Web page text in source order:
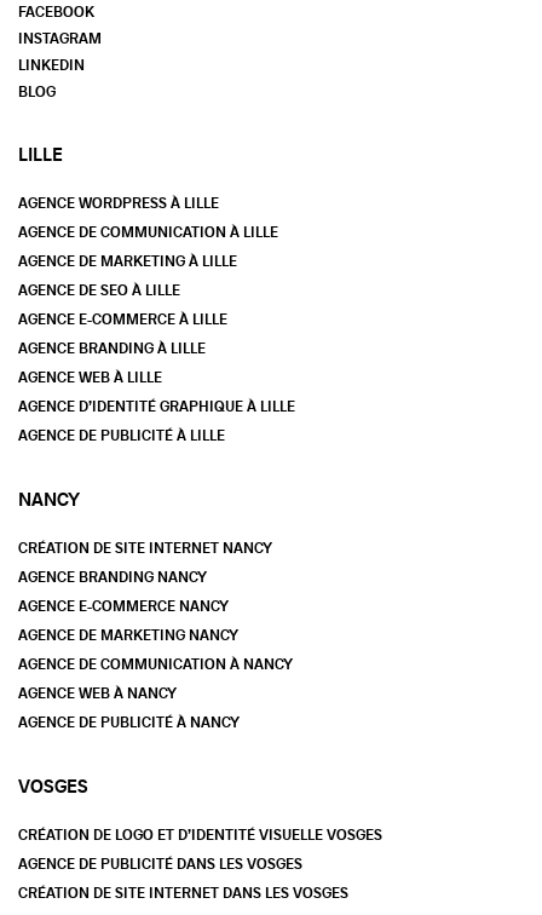
FACEBOOK
INSTAGRAM
LINKEDIN
BLOG
LILLE
AGENCE WORDPRESS À LILLE
AGENCE DE COMMUNICATION À LILLE
AGENCE DE MARKETING À LILLE
AGENCE DE SEO À LILLE
AGENCE E-COMMERCE À LILLE
AGENCE BRANDING À LILLE
AGENCE WEB À LILLE
AGENCE D’IDENTITÉ GRAPHIQUE À LILLE
AGENCE DE PUBLICITÉ À LILLE
NANCY
CRÉATION DE SITE INTERNET NANCY
AGENCE BRANDING NANCY
AGENCE E-COMMERCE NANCY
AGENCE DE MARKETING NANCY
AGENCE DE COMMUNICATION À NANCY
AGENCE WEB À NANCY
AGENCE DE PUBLICITÉ À NANCY
VOSGES
CRÉATION DE LOGO ET D’IDENTITÉ VISUELLE VOSGES
AGENCE DE PUBLICITÉ DANS LES VOSGES
CRÉATION DE SITE INTERNET DANS LES VOSGES